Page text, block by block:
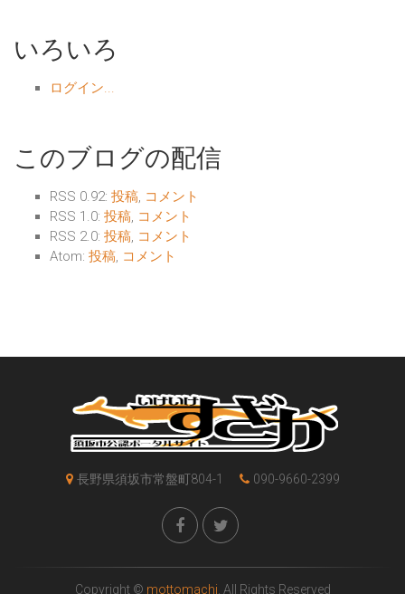
いろいろ
ログイン...
このブログの配信
RSS 0.92: 投稿 コメント
RSS 1.0: 投稿 コメント
RSS 2.0: 投稿 コメント
Atom: 投稿 コメント
長野県須坂市常盤町804-1 090-9660-2399
Copyright © mottomachi . All Rights Reserved